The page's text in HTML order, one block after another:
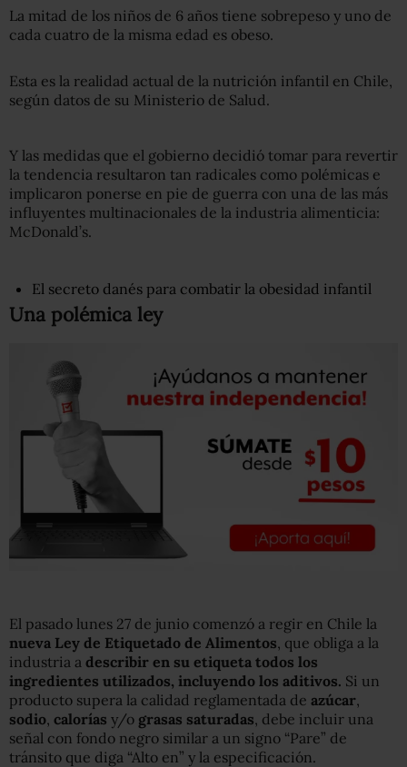
La mitad de los niños de 6 años tiene sobrepeso y uno de
cada cuatro de la misma edad es obeso.
Esta es la realidad actual de la nutrición infantil en Chile,
según datos de su Ministerio de Salud.
Y las medidas que el gobierno decidió tomar para revertir
la tendencia resultaron tan radicales como polémicas e
implicaron ponerse en pie de guerra con una de las más
influyentes multinacionales de la industria alimenticia:
McDonald’s.
El secreto danés para combatir la obesidad infantil
Una polémica ley
El pasado lunes 27 de junio comenzó a regir en Chile la
nueva Ley de Etiquetado de Alimentos , que obliga a la
industria a describir en su etiqueta todos los
ingredientes utilizados, incluyendo los aditivos. Si un
producto supera la calidad reglamentada de azúcar
sodio calorías y/o grasas saturadas , debe incluir una
señal con fondo negro similar a un signo “Pare” de
tránsito que diga “Alto en” y la especificación.